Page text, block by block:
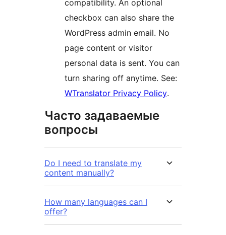
compatibility. An optional
checkbox can also share the
WordPress admin email. No
page content or visitor
personal data is sent. You can
turn sharing off anytime. See:
WTranslator Privacy Policy.
Часто задаваемые
вопросы
Do I need to translate my
content manually?
How many languages can I
offer?